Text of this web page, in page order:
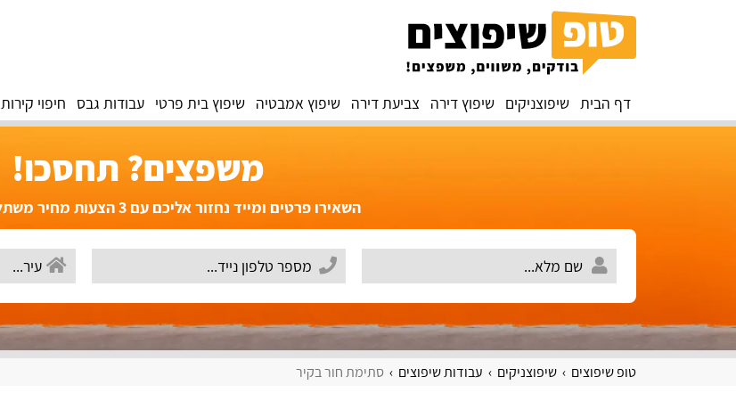
דף הבית שיפוצניקים שיפוץ דירה צביעת דירה שיפוץ אמבטיה שיפוץ בית פרטי עבודות גבס חיפוי קירות
משפצים? תחסכו!
השאירו פרטים ומייד נחזור אליכם עם 3 הצעות מחיר משתלמות במיוחד!
טופ שיפוצים שיפוצניקים עבודות שיפוצים סתימת חור בקיר